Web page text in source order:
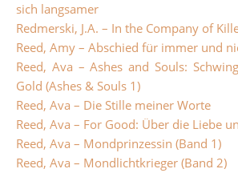
sich langsamer
Redmerski, J.A. – In the Company of
Reed, Amy – Abschied für immer und
Reed, Ava – Ashes and Souls:
Gold (Ashes & Souls 1)
Reed, Ava – Die Stille meiner Worte
Reed, Ava – For Good: Über die Liebe
Reed, Ava – Mondprinzessin (Band 1)
Reed, Ava – Mondlichtkrieger (Band 2)